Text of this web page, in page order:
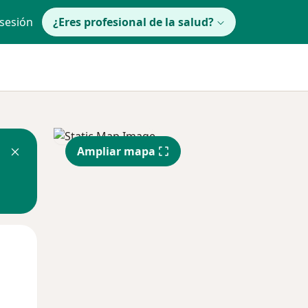
¿Eres profesional de la salud?
Ampliar mapa